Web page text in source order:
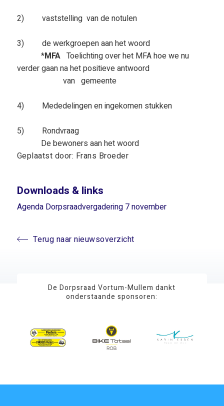
2) vaststelling van de notulen
3) de werkgroepen aan het woord
*MFAToelichting over het MFA hoe we nu
verder gaan na het positieve antwoord
van gemeente
4) Mededelingen en ingekomen stukken
5) Rondvraag
De bewoners aan het woord
Geplaatst door: Frans Broeder
Downloads & links
Agenda Dorpsraadvergadering 7 november
Terug naar nieuwsoverzicht
De Dorpsraad Vortum-Mullem dankt
onderstaande sponsoren: